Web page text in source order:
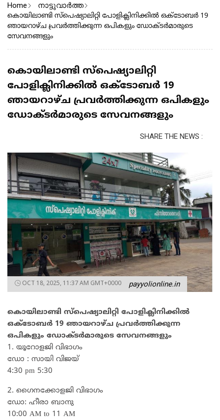
Home നാട്ടുവാര്‍ത്ത
കൊയിലാണ്ടി സ്പെഷ്യാലിറ്റി പോളിക്ലിനിക്കിൽ ഒക്ടോബർ 19
ഞായറാഴ്ച പ്രവർത്തിക്കുന്ന ഒപികളും ഡോക്ടർമാരുടെ
സേവനങ്ങളും
കൊയിലാണ്ടി സ്പെഷ്യാലിറ്റി
പോളിക്ലിനിക്കിൽ ഒക്ടോബർ 19
ഞായറാഴ്ച പ്രവർത്തിക്കുന്ന ഒപികളും
ഡോക്ടർമാരുടെ സേവനങ്ങളും
SHARE THE NEWS :
OCT 18, 2025, 11:37 AM GMT+0000 payyolionline.in
കൊയിലാണ്ടി സ്പെഷ്യാലിറ്റി പോളിക്ലിനിക്കിൽ
ഒക്ടോബർ 19 ഞായറാഴ്ച പ്രവർത്തിക്കുന്ന
ഒപികളും ഡോക്ടർമാരുടെ സേവനങ്ങളും
1. യൂറോളജി വിഭാഗം
ഡോ : സായി വിജയ്
4:30 pm 5:30
2. ഗൈനക്കോളജി വിഭാഗം
ഡോ: ഹീരാ ബാനു
10:00 AM to 11 AM